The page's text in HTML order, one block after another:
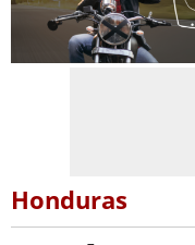
Honduras